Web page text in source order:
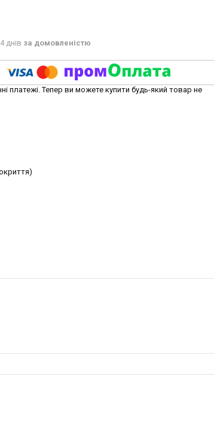
днів за домовленістю
платежі. Тепер ви можете купити будь-який товар не